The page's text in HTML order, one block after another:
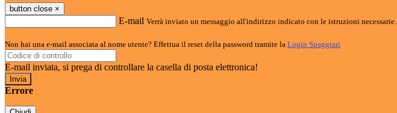
button close ×
E-mail Verrà inviato un messaggio all'indirizzo indicato con le istruzioni necessarie.
Non hai una e-mail associata al nome utente? Effettua il reset della password tramite la Login Spaggiari
E-mail inviata, si prega di controllare la casella di posta elettronica!
Errore